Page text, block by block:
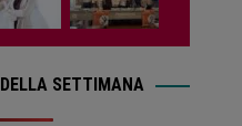
SETTIMANA